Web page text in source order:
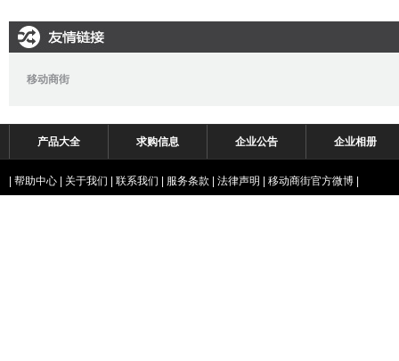
移动商街
产品大全 求购信息 企业公告 企业相册
帮助中心 关于我们 联系我们 服务条款 法律声明 移动商街官方微博